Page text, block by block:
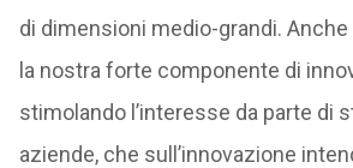
di dimensioni medio-grandi.
la nostra forte componente di
stimolando l’interesse da parte di
aziende, che sull’innovazione